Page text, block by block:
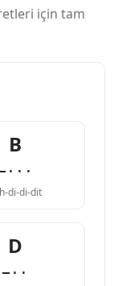
için tam
B
di-di-dit
D
−··